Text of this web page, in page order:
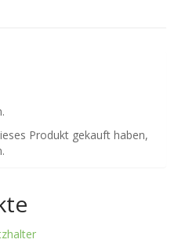
Produkt gekauft haben,